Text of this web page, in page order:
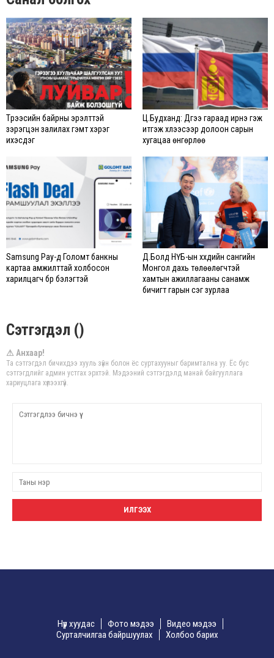
Түрээсийн байрны эрэлттэй
зэрэгцэн залилах гэмт хэрэг
ихэсдэг
Ц.Будханд: Дүүгээ гараад ирнэ гэж
итгэж хүлээсээр долоон сарын
хугацаа өнгөрлөө
Samsung Pay-д Голомт банкны
картаа амжилттай холбосон
харилцагч бүр бэлэгтэй
Д.Болд НҮБ-ын хүүхдийн сангийн
Монгол дахь төлөөлөгчтэй
хамтын ажиллагааны санамж
бичигт гарын үсэг зурлаа
Сэтгэгдэл ()
⚠ Анхаар!
Та сэтгэгдэл бичихдээ хууль зүйн болон ёс суртахууныг баримтална уу. Ёс бус
сэтгэгдлийг админ устгах эрхтэй. Мэдээний сэтгэгдэлд манай байгууллага
хариуцлага хүлээхгүй.
Нүүр хуудас Фото мэдээ
Видео мэдээ
Сурталчилгаа байршуулах
Холбоо барих